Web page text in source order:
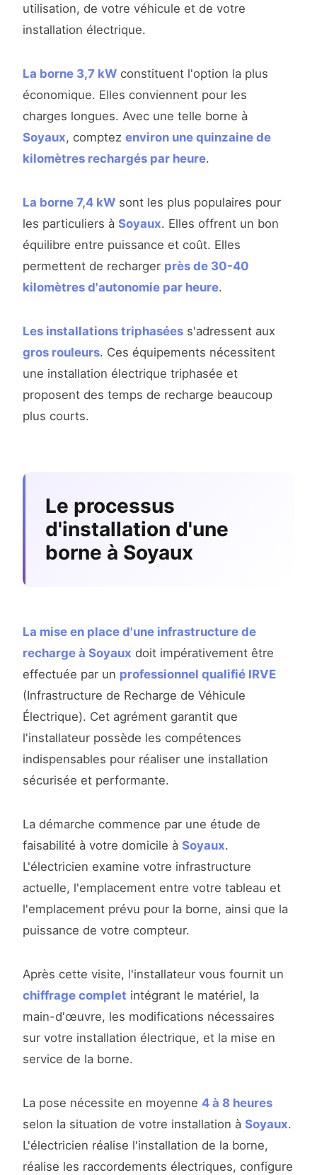
utilisation, de votre véhicule et de votre
installation électrique.
La borne 3,7 kW constituent l'option la plus
économique. Elles conviennent pour les
charges longues. Avec une telle borne à
Soyaux, comptez environ une quinzaine de
kilomètres rechargés par heure.
La borne 7,4 kW sont les plus populaires pour
les particuliers à Soyaux. Elles offrent un bon
équilibre entre puissance et coût. Elles
permettent de recharger près de 30-40
kilomètres d'autonomie par heure.
Les installations triphasées s'adressent aux
gros rouleurs. Ces équipements nécessitent
une installation électrique triphasée et
proposent des temps de recharge beaucoup
plus courts.
Le processus
d'installation d'une
borne à Soyaux
La mise en place d'une infrastructure de
recharge à Soyaux doit impérativement être
effectuée par un professionnel qualifié IRVE
(Infrastructure de Recharge de Véhicule
Électrique). Cet agrément garantit que
l'installateur possède les compétences
indispensables pour réaliser une installation
sécurisée et performante.
La démarche commence par une étude de
faisabilité à votre domicile à Soyaux.
L'électricien examine votre infrastructure
actuelle, l'emplacement entre votre tableau et
l'emplacement prévu pour la borne, ainsi que la
puissance de votre compteur.
Après cette visite, l'installateur vous fournit un
chiffrage complet intégrant le matériel, la
main-d'œuvre, les modifications nécessaires
sur votre installation électrique, et la mise en
service de la borne.
La pose nécessite en moyenne 4 à 8 heures
selon la situation de votre installation à Soyaux.
L'électricien réalise l'installation de la borne,
réalise les raccordements électriques, configure